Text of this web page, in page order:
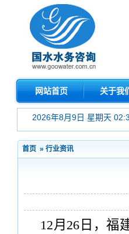
网站首页 关于我
2026年8月9日 星期天
首页 » 行业资讯
12月26日，福